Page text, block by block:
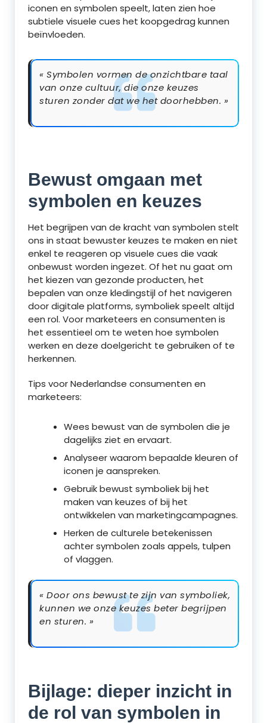
iconen en symbolen speelt, laten zien hoe
subtiele visuele cues het koopgedrag kunnen
beïnvloeden.
« Symbolen vormen de onzichtbare taal
van onze cultuur, die onze keuzes
sturen zonder dat we het doorhebben. »
Bewust omgaan met
symbolen en keuzes
Het begrijpen van de kracht van symbolen stelt
ons in staat bewuster keuzes te maken en niet
enkel te reageren op visuele cues die vaak
onbewust worden ingezet. Of het nu gaat om
het kiezen van gezonde producten, het
bepalen van onze kledingstijl of het navigeren
door digitale platforms, symboliek speelt altijd
een rol. Voor marketeers en consumenten is
het essentieel om te weten hoe symbolen
werken en deze doelgericht te gebruiken of te
herkennen.
Tips voor Nederlandse consumenten en
marketeers:
Wees bewust van de symbolen die je
dagelijks ziet en ervaart.
Analyseer waarom bepaalde kleuren of
iconen je aanspreken.
Gebruik bewust symboliek bij het
maken van keuzes of bij het
ontwikkelen van marketingcampagnes.
Herken de culturele betekenissen
achter symbolen zoals appels, tulpen
of vlaggen.
« Door ons bewust te zijn van symboliek,
kunnen we onze keuzes beter begrijpen
en sturen. »
Bijlage: dieper inzicht in
de rol van symbolen in